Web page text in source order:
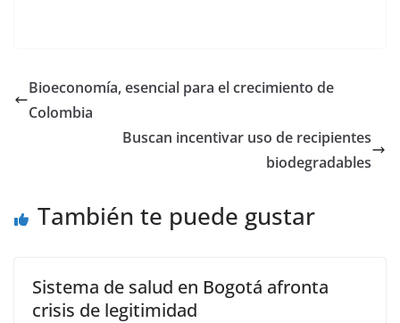
proceso era más lento
(cerca de un minuto) y
funcionaba con un
Bioeconomía, esencial para el crecimiento de
Colombia
Buscan incentivar uso de recipientes
biodegradables
También te puede gustar
Sistema de salud en Bogotá afronta
crisis de legitimidad